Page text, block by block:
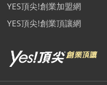
YES頂尖!創業加盟網
YES頂尖!創業頂讓網